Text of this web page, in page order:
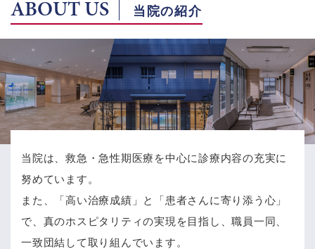
ABOUT US 当院の紹介
当院は、救急・急性期医療を中心に診療内容の充実に
努めています。
また、「高い治療成績」と「患者さんに寄り添う心」
で、 真のホスピタリティの実現を目指し、職員一同、
一致団結して取り組んでいます。